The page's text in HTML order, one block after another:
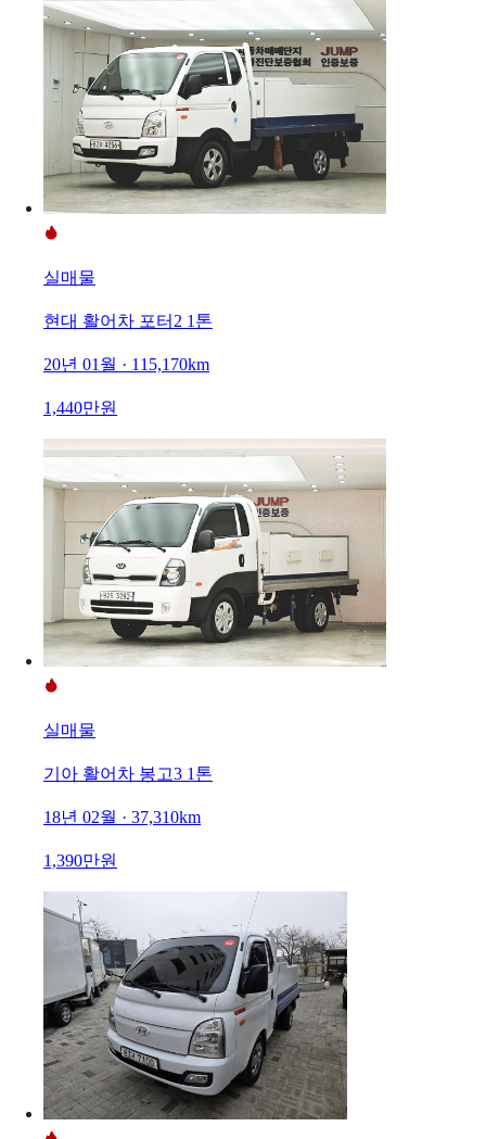
실매물
현대 활어차 포터2 1톤
20년 01월 · 115,170km
1,440만원
실매물
기아 활어차 봉고3 1톤
18년 02월 · 37,310km
1,390만원